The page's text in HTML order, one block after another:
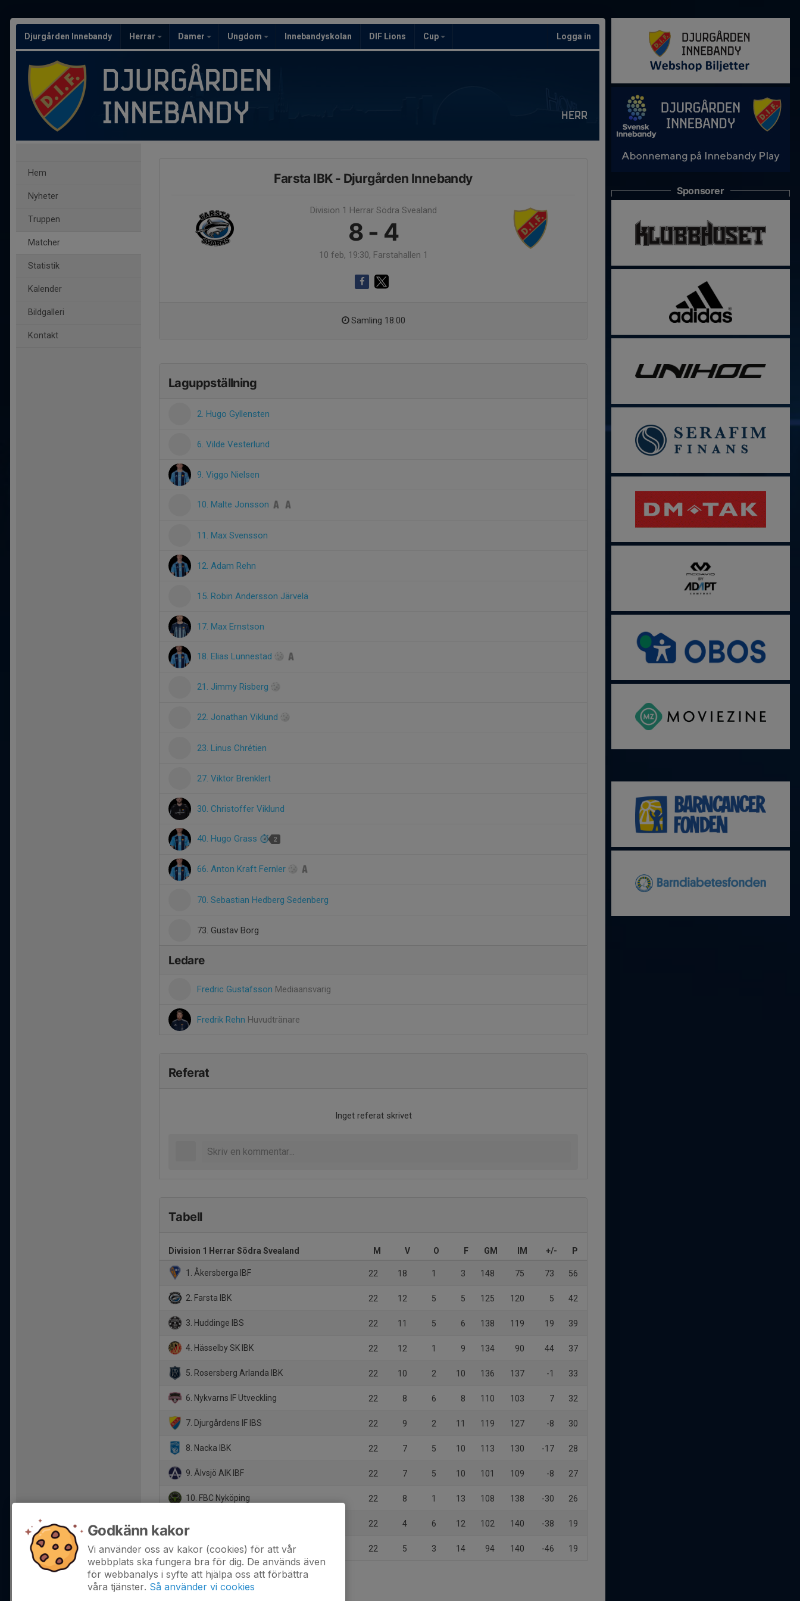
Djurgården Innebandy Herrar Damer Ungdom Innebandyskolan DIF Lions Cup Logga in
Herr
Hem
Nyheter
Truppen
Matcher
Statistik
Kalender
Bildgalleri
Kontakt
Farsta IBK - Djurgården Innebandy
Division 1 Herrar Södra Svealand
8 - 4
10 feb, 19:30, Farstahallen 1
Samling 18:00
Laguppställning
2. Hugo Gyllensten
6. Vilde Vesterlund
9. Viggo Nielsen
10. Malte Jonsson
11. Max Svensson
12. Adam Rehn
15. Robin Andersson Järvelä
17. Max Ernstson
18. Elias Lunnestad
21. Jimmy Risberg
22. Jonathan Viklund
23. Linus Chrétien
27. Viktor Brenklert
30. Christoffer Viklund
40. Hugo Grass 2
66. Anton Kraft Fernler
70. Sebastian Hedberg Sedenberg
73. Gustav Borg
Ledare
Fredric Gustafsson Mediaansvarig
Fredrik Rehn Huvudtränare
Referat
Inget referat skrivet
Tabell
Division 1 Herrar Södra Svealand M V O F GM IM +/- P
1. Åkersberga IBF 22 18 1 3 148 75 73 56
2. Farsta IBK 22 12 5 5 125 120 5 42
3. Huddinge IBS 22 11 5 6 138 119 19 39
4. Hässelby SK IBK 22 12 1 9 134 90 44 37
5. Rosersberg Arlanda IBK 22 10 2 10 136 137 -1 33
6. Nykvarns IF Utveckling 22 8 6 8 110 103 7 32
7. Djurgårdens IF IBS 22 9 2 11 119 127 -8 30
8. Nacka IBK 22 7 5 10 113 130 -17 28
9. Älvsjö AIK IBF 22 7 5 10 101 109 -8 27
10. FBC Nyköping 22 8 1 13 108 138 -30 26
22 4 6 12 102 140 -38 19
12. Värmdö IF 22 5 3 14 94 140 -46 19
Sponsorer
Godkänn kakor
Vi använder oss av kakor (cookies) för att vår
webbplats ska fungera bra för dig. De används även
för webbanalys i syfte att hjälpa oss att förbättra
våra tjänster. Så använder vi cookies